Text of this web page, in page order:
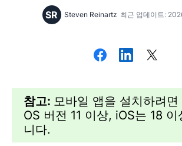
SR Steven Reinartz 최근 업데이트:
참고: 모바일 앱을 설치하려
OS 버전 11 이상, iOS는 18
니다.